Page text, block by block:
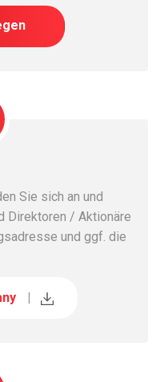
Sie sich an und
Direktoren / Aktionäre
und ggf. die
|